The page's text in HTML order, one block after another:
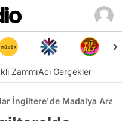
ZammıAcı Gerçekler
İngiltere'de Madalya